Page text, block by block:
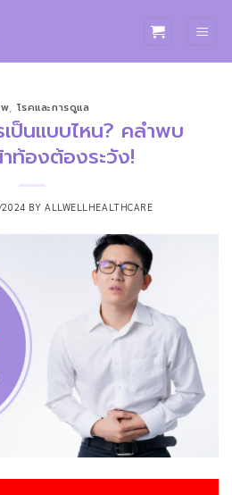
, โรคและการดูแล
เป็นแบบไหน? คลำพบ
ท้องต้องระวัง!
BY ALLWELLHEALTHCARE